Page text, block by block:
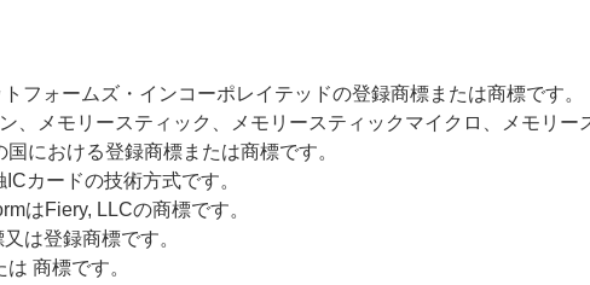
フォームズ・インコーポレイテッドの登録商標または商標です。
、メモリースティック、メモリースティックマイクロ、メモリー
における登録商標または商標です。
カードの技術方式です。
はFiery, LLCの商標です。
は登録商標です。
商標です。